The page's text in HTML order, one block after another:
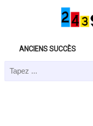
ANCIENS SUCCÈS